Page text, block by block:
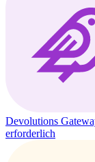
Devolutions
erforderlich